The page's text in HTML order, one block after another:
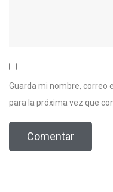
Guarda mi nombre, correo
para la próxima vez que